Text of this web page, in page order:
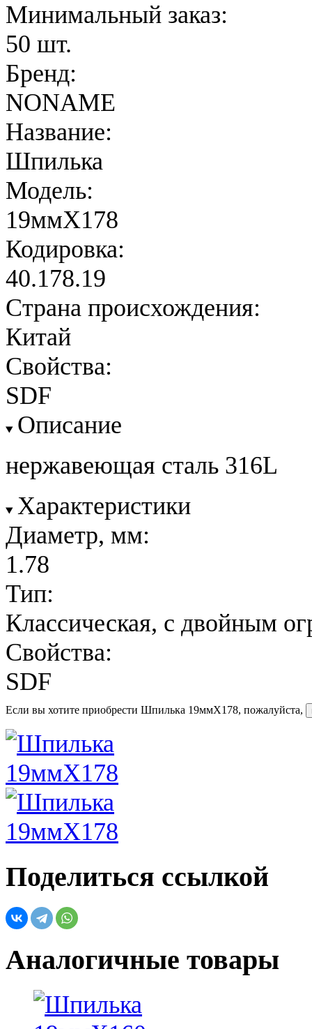
Минимальный заказ:
50 шт.
Бренд:
NONAME
Название:
Шпилька
Модель:
19ммX178
Кодировка:
40.178.19
Страна происхождения:
Китай
Свойства:
SDF
Описание
нержавеющая сталь 316L
Характеристики
Диаметр, мм:
1.78
Тип:
Классическая, с двойным
Свойства:
SDF
Если вы хотите приобрести Шпилька 19ммX178, пожалуйста,
Поделиться ссылкой
Аналогичные товары